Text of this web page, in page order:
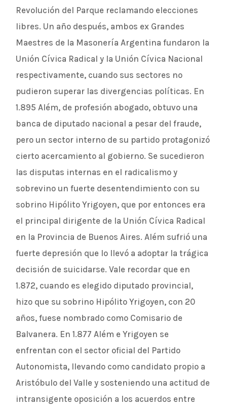
Revolución del Parque reclamando elecciones
libres. Un año después, ambos ex Grandes
Maestres de la Masonería Argentina fundaron la
Unión Cívica Radical y la Unión Cívica Nacional
respectivamente, cuando sus sectores no
pudieron superar las divergencias políticas. En
1.895 Além, de profesión abogado, obtuvo una
banca de diputado nacional a pesar del fraude,
pero un sector interno de su partido protagonizó
cierto acercamiento al gobierno. Se sucedieron
las disputas internas en el radicalismo y
sobrevino un fuerte desentendimiento con su
sobrino Hipólito Yrigoyen, que por entonces era
el principal dirigente de la Unión Cívica Radical
en la Provincia de Buenos Aires. Além sufrió una
fuerte depresión que lo llevó a adoptar la trágica
decisión de suicidarse. Vale recordar que en
1.872, cuando es elegido diputado provincial,
hizo que su sobrino Hipólito Yrigoyen, con 20
años, fuese nombrado como Comisario de
Balvanera. En 1.877 Além e Yrigoyen se
enfrentan con el sector oficial del Partido
Autonomista, llevando como candidato propio a
Aristóbulo del Valle y sosteniendo una actitud de
intransigente oposición a los acuerdos entre